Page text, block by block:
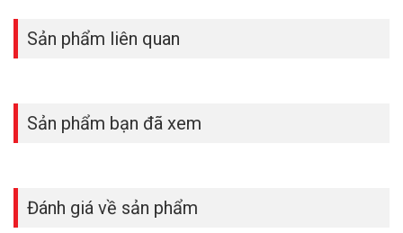
Sản phẩm liên quan
Sản phẩm bạn đã xem
Đánh giá về sản phẩm